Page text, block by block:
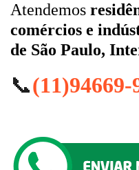
Atendemos
comércios e
de São Paulo,
📞(11)94669-